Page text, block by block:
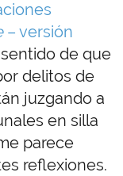
– versión
de que
delitos de
juzgando a
en silla
parece
reflexiones.